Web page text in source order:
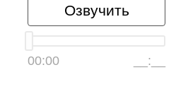
Озвучить
00:00 __:__